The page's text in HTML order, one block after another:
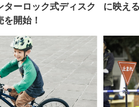
ターロック式ディスク
開始！
に映え